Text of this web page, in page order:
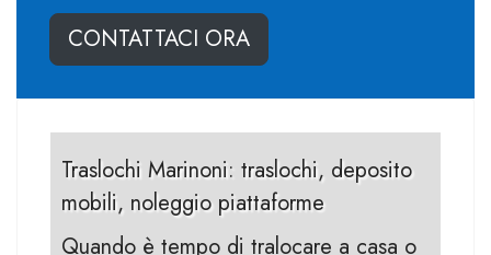
CONTATTACI ORA
Traslochi Marinoni: traslochi, deposito
mobili, noleggio piattaforme
Quando è tempo di tralocare a casa o